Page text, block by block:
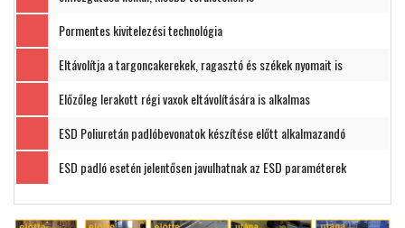
Pormentes kivitelezési technológia
Eltávolítja a targoncakerekek, ragasztó és székek nyomait is
Előzőleg lerakott régi vaxok eltávolítására is alkalmas
ESD Poliuretán padlóbevonatok készítése előtt alkalmazandó
ESD padló esetén jelentősen javulhatnak az ESD paraméterek